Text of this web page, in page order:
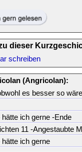
dieser
schreiben
(Angricolan):
es besser so
ich gerne -Ende
11 -Angestaubte
ich gerne